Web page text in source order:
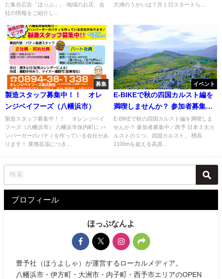
た集合広告「ほっぷ」。 地域のお店、会
社の情報をご紹介し...
大洲のうかいは７月１日スタートら...
募集
製造スタッフ募集中！！ オレ
ンジベイフーズ（八幡浜市）
製造スタッフ募集中！！ オレンジベイ
フーズ（八幡浜市） 八幡浜市保内町に ハ
ンバーガーのパティを作っている会社があ
ります！ 業務拡張につき...
イベント
E-BIKEで秋の四国カルスト編を
満喫しませんか？ 参加者募集中
／西予
E-BIKEで秋の四国カルスト編を満喫しま
せんか？ 参加者募集中／西予 日本３大カ
ルストの１つ、四国カルスト。 標高
1100mを超える高原...
プロフィール
ほっぷなんよ
豊予社（ほうよしゃ）が運営するローカルメディア。
八幡浜市・伊方町・大洲市・内子町・西予市エリアのOPEN